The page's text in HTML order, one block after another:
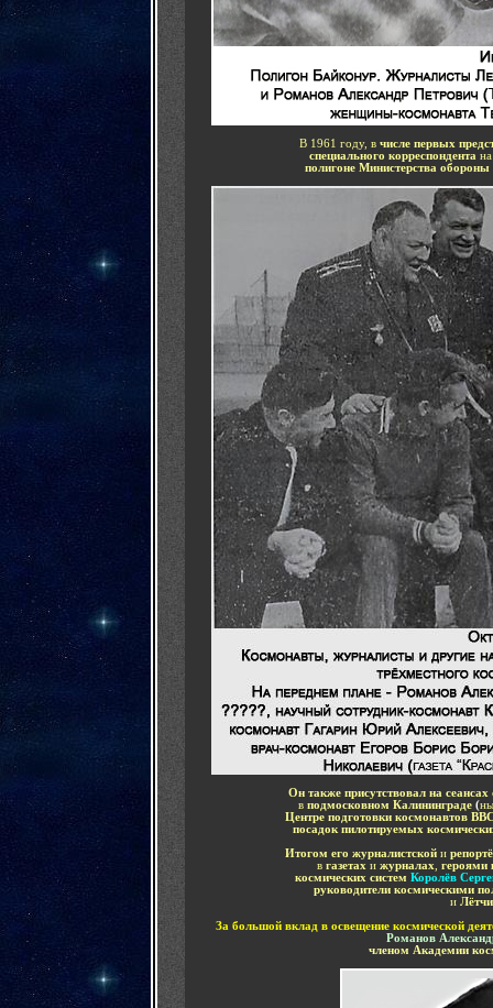
В 1961 году, в числе первых
специального корреспондента
полигоне Министерства
Он также присутствовал на
в подмосковном Калининграде (
Центре подготовки космонавтов
посадок пилотируемых
Итогом его журналистскойи
в газетах и журналах
героями
космических систем Королёв
руководители космическими
и
За большой вклад в освещение космической
Романов
членом Академии